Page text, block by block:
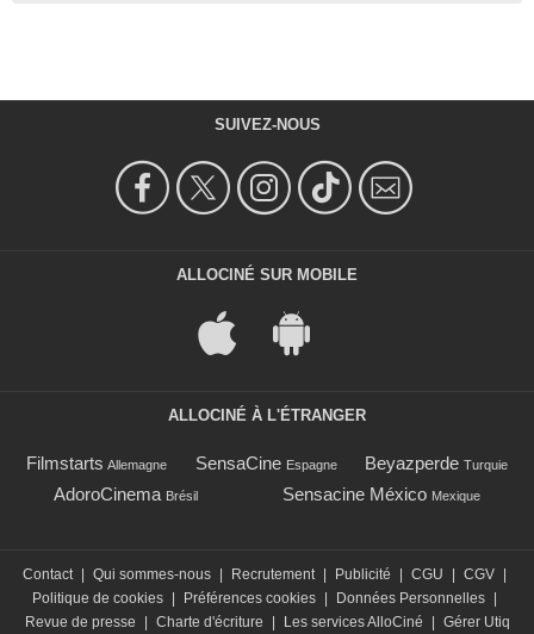
SUIVEZ-NOUS
ALLOCINÉ SUR MOBILE
ALLOCINÉ À L'ÉTRANGER
Filmstarts Allemagne SensaCine Espagne Beyazperde Turquie
AdoroCinema Brésil Sensacine México Mexique
Contact Qui sommes-nous Recrutement Publicité CGU CGV
Politique de cookies
Préférences cookies Données Personnelles
Revue de presse
Charte d'écriture Les services AlloCiné Gérer Utiq